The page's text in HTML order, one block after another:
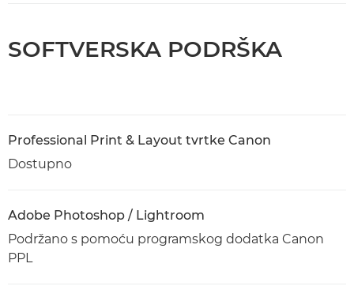
SOFTVERSKA PODRŠKA
Professional Print & Layout tvrtke Canon
Dostupno
Adobe Photoshop / Lightroom
Podržano s pomoću programskog dodatka Canon
PPL